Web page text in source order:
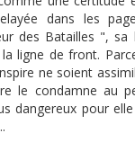
dans les
des Batailles ", sa
ligne de front.
ne soient
le condamne au
dangereux pour